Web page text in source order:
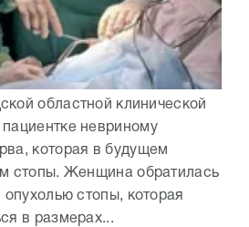
областной клинической
невриному
которая в будущем
стопы. Женщина обратилась
стопы, которая
в размерах...